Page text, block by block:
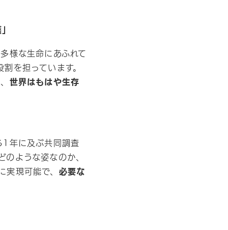
様な生命にあふれて
を担っています。
世界はもはや生存
1年に及ぶ共同調査
ような姿なのか、
実現可能で、 必要な